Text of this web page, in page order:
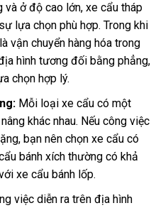
và ở độ cao lớn, xe cẩu tháp
lựa chọn phù hợp. Trong khi
vận chuyển hàng hóa trong
hình tương đối bằng phẳng,
chọn hợp lý.
Mỗi loại xe cẩu có một
khác nhau. Nếu công việc
bạn nên chọn xe cẩu có
bánh xích thường có khả
xe cẩu bánh lốp.
việc diễn ra trên địa hình